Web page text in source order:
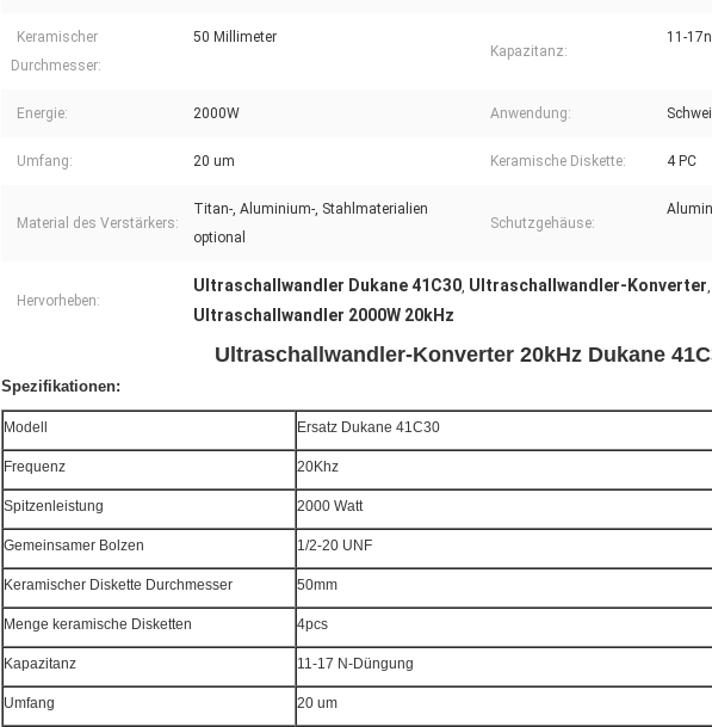
Keramischer
Durchmesser:
50 Millimeter
Kapazitanz:
11-
Energie: 2000W Anwendung:
Umfang: 20 um Keramische Diskette: 4 PC
Material des Verstärkers:
Titan-, Aluminium-, Stahlmaterialien
optional
Schutzgehäuse:
Hervorheben:
Ultraschallwandler Dukane 41C30, Ultraschallwandler-Konverter,
Ultraschallwandler 2000W 20kHz
Ultraschallwandler-Konverter 20kHz Dukane
Spezifikationen:
Modell Ersatz Dukane 41C30
Frequenz 20Khz
Spitzenleistung 2000 Watt
Gemeinsamer Bolzen 1/2-20 UNF
Keramischer Diskette Durchmesser 50mm
Menge keramische Disketten 4pcs
Kapazitanz 11-17 N-Düngung
Umfang 20 um